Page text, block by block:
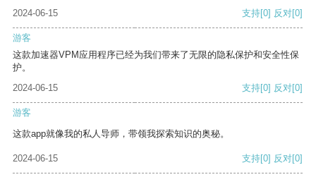
2024-06-15 支持[0] 反对[0]
游客
这款加速器VPM应用程序已经为我们带来了无限的隐私保护和安全性保
护。
2024-06-15
支持[0] 反对[0]
游客
这款app就像我的私人导师，带领我探索知识的奥秘。
2024-06-15 支持[0] 反对[0]